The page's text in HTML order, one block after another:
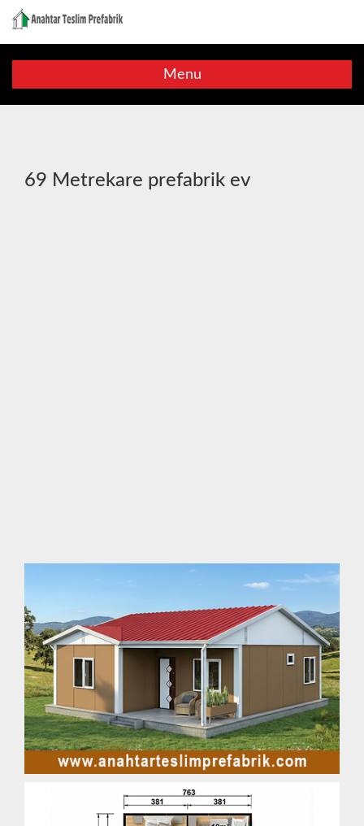
Menu
69 Metrekare prefabrik ev